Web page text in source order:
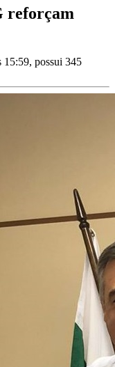
reforçam
15:59, possui 345